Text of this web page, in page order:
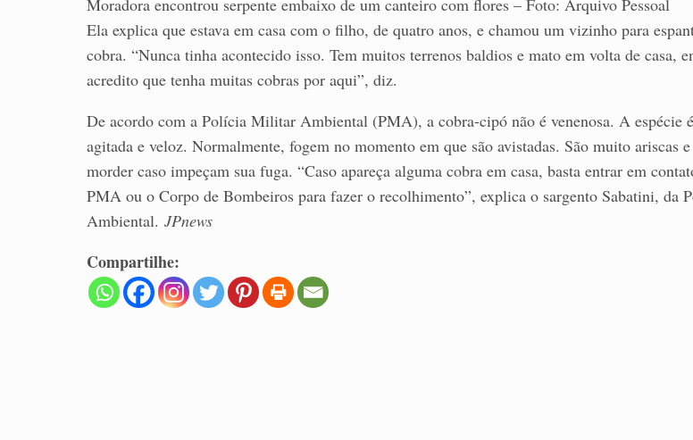
Ela explica que estava em casa com o filho, de quatro anos, e chamou um vizinho para
cobra. “Nunca tinha acontecido isso. Tem muitos terrenos baldios e mato em volta de casa,
acredito que tenha muitas cobras por aqui”, diz.
De acordo com a Polícia Militar Ambiental (PMA), a cobra-cipó não é venenosa. A espécie
agitada e veloz. Normalmente, fogem no momento em que são avistadas. São muito ariscas
morder caso impeçam sua fuga. “Caso apareça alguma cobra em casa, basta entrar em
PMA ou o Corpo de Bombeiros para fazer o recolhimento”, explica o sargento Sabatini, da
Ambiental. JPnews
Compartilhe: